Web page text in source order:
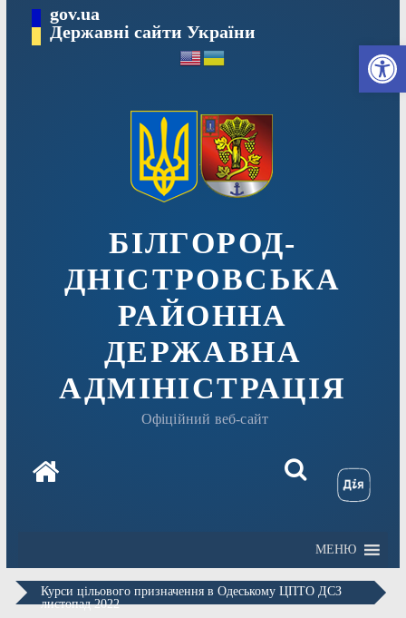
вмісту
gov.ua
Державні сайти України
БІЛГОРОД-
ДНІСТРОВСЬКА
РАЙОННА
ДЕРЖАВНА
АДМІНІСТРАЦІЯ
Офіційний веб-сайт
МЕНЮ
Курси цільового призначення в Одеському ЦПТО ДСЗ
листопад 2022